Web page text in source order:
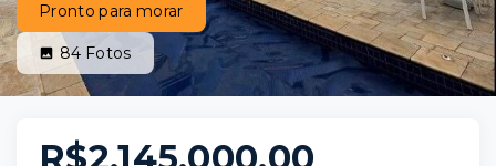
Pronto para morar
84 Fotos